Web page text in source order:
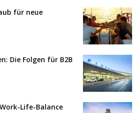
für neue
Die Folgen für B2B
Life-Balance